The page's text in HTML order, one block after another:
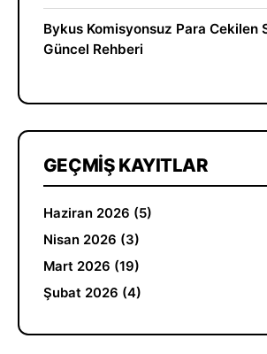
Bykus Komisyonsuz Para Cekilen
Güncel Rehberi
GEÇMIŞ KAYITLAR
Haziran 2026 (5)
Nisan 2026 (3)
Mart 2026 (19)
Şubat 2026 (4)